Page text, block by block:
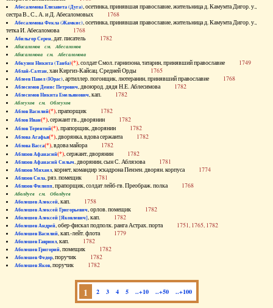
Абесаломова Елизавета (Дуга), осетинка, принявшая православие, жительница д. Камумта Дигор. у.,
сестра В., С., А. и Д. Абесаломовых 1768
Абесаломова Фекла (Жамкис), осетинка, принявшая православие, жительница д. Камумта Дигор. у.,
тетка И. Абесаломова 1768
Абильгор Серен, дат. писатель 1782
Абисаломов см. Абесаломов
Абисаломова см. Абесаломова
Абкузин Никита (Танба)(*), солдат Смол. гарнизона, татарин, принявший православие 1749
Аблай-Салтан, хан Киргиз-Кайсац. Средней Орды 1765
Аблеев Павел (Юрас), артиллер. погонщик, лютеранин, принявший православие 1768
Аблесимов Денис Петрович, двоюрод. дядя Н.Е. Аблесимова 1782
Аблесимов Никита Емельянович, кап. 1782
Аблеухов см. Облеухов
Аблов Василий(*), прапорщик 1782
Аблов Иван(*), сержант гв., дворянин 1782
Аблов Терентий(*), прапорщик, дворянин 1782
Аблова Агафья(*), дворянка, вдова сержанта 1782
Аблова Васса(*), вдова майора 1782
Аблязов Афанасий(*), сержант, дворянин 1782
Аблязов Афанасий Силыч, дворянин, сын С. Аблязова 1781
Аблязов Михаил, корнет, командир эскадрона Пензен. дворян. корпуса 1774
Аблязов Сила, ряз. помещик 1781
Аблязов Филипп, прапорщик, солдат лейб-гв. Преображ. полка 1768
Аболдуев см. Оболдуев
Аболешев Алексей, кап. 1758
Аболешев Алексей Григорьевич, орлов. помещик 1782
Аболешев Алексей [Яковлевич], кап. 1782
Аболешев Андрей, обер-фискал подполк. ранга Астрах. порта 1751, 1765, 1782
Аболешев Василий, кап.-лейт. флота 1779
Аболешев Гавриил, кап. 1782
Аболешев Григорий, помещик 1782
Аболешев Федор, поручик 1782
Аболешев Яков, поручик 1782
1 2 3 4 5 ..+10 ..+50 ..+100